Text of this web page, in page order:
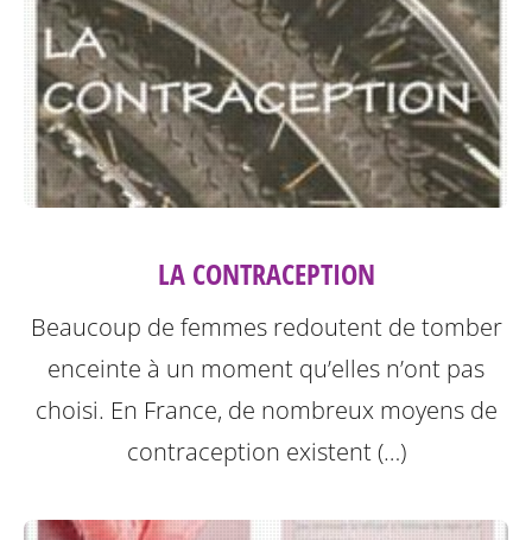
LA CONTRACEPTION
Beaucoup de femmes redoutent de tomber
enceinte à un moment qu’elles n’ont pas
choisi. En France, de nombreux moyens de
contraception existent (…)